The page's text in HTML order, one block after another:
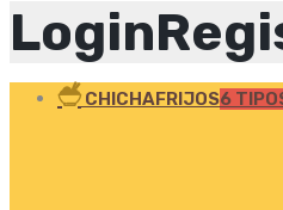
Login
CHICHAFRIJOS6